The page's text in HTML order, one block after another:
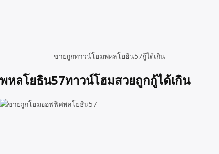
ขายถูกทาวน์โฮมพหลโยธิน57กู้ได้เกิน
พหลโยธิน57ทาวน์โฮมสวยถูกกู้ได้เกิน